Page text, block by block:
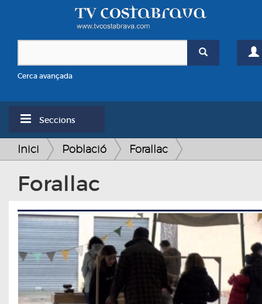
Cerca avançada
Seccions
Inici Població Forallac
Forallac